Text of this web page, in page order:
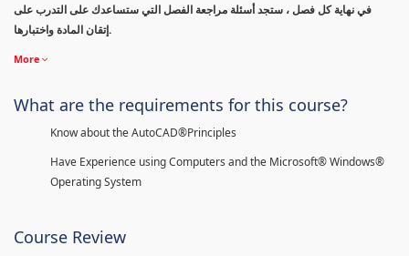
في نهاية كل فصل ، ستجد أسئلة مراجعة الفصل التي ستساعدك على التدرب على
إتقان المادة واختبارها.
More
What are the requirements for this course?
Know about the AutoCAD®Principles
Have Experience using Computers and the Microsoft® Windows®
Operating System
Course Review